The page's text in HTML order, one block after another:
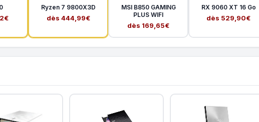
Ryzen 7 9800X3D
dès 444,99€
MSI B850 GAMING
PLUS WIFI
dès 169,65€
RX 9060 XT 16 Go
dès 529,90€